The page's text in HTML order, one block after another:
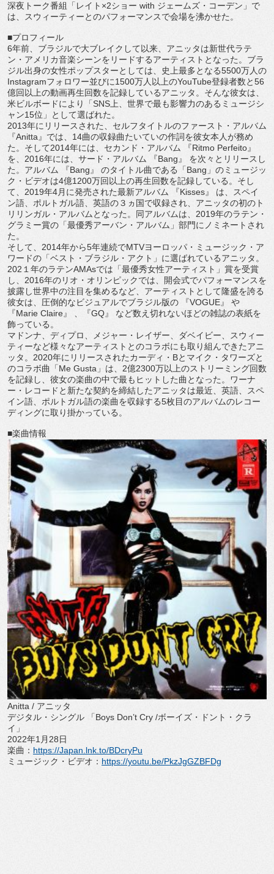
深夜トーク番組「レイト ×2ショー with ジェー ムズ・コーデン」で
は、
スウィーティーとのパフォーマンスで会場を沸かせた。
■プロフィール
6年前、ブラジルで大ブレイクして以来、 アニッタは新世代ラテ
ン・ アメリカ音楽シーンをリードするアーティストとなった。 ブラ
ジル出身の女性ポップスターとしては、史上最多となる5500万人の
Instagramフォロワー並びに1500万人以上のYouTube登録者数と56
億回以上の動画再生回数を記録しているアニッタ。そんな彼女は、
米ビルボードにより「SNS 上、 世界で最も影響力のあるミュージシ
ャン15位」として選ばれた。
2013年にリリースされた、セルフタイトルのファースト・ アルバム
『Anitta 』では、 14曲の収録曲たいていの作詞を彼女本人が務め
た。そして2014年には、セカンド・アルバム 『Ritmo Perfeito』
を、 2016年には、サード・アルバム 『Bang 』 を次々とリリースし
た。アルバム 『Bang 』 のタイトル曲である「Bang 」のミュージッ
ク・ビデオは4億1 200万回以上の再生回数を記録している。そし
て、 2019年4月に発売された最新アルバム 『Kisses』 は、スペイ
ン語、ポルトガル語、英語の３ヵ国で収録され、 アニッタの初のト
リリンガル・アルバムとなった。同アルバムは、 2019年のラテン・
グラミー賞の「最優秀アーバン・アルバム」 部門にノミネートされ
た。
そして、 2014年から5年連続でMTVヨーロッパ・ ミュージック・ア
ワードの「ベスト・ブラジル・アクト」 に選ばれているアニッタ。
202 １年のラテンAMAsでは「最優秀女性アーティスト」賞を受賞
し、 2016年のリオ・ オリンピックでは、
開会式でパフォーマンスを
披露し世界中の注目を集めるなど、 アーティストとして隆盛を誇る
彼女は、 圧倒的なビジュアルでブラジル版の 『VOGUE』 や
『Marie Claire』 、『GQ』 など数え切れないほどの雑誌の表紙を
飾っている。
マドンナ、ディプロ、メジャー・レイザー、ダベイビー、
スウィー
ティーなど様々なアーティストとのコラボにも取り組んできたアニ
ッタ。 2020年にリリースされたカーディ・ Bとマイク ・タワーズと
のコラボ曲「Me Gusta 」は、 2億2300万以上のストリーミング回数
を記録し、彼女の楽曲の中で最もヒットした曲となった。ワーナ
ー・ レコードと新たな契約を締結したアニッタは最近、英語、
スペ
イン語、ポルトガル語の楽曲を収録する5枚目のアルバムのレコー
ディングに取り掛かっている。
■楽曲情報
Anitta / アニッタ
デジタル・シングル 「Boys Don’t Cry /ボーイズ・ドント・クラ
イ」
2022年1 月 28日
楽曲： https://Japan.lnk.to/BDcryPu
ミュージック・ビデオ： https://youtu.be/PkzJgGZBFDg